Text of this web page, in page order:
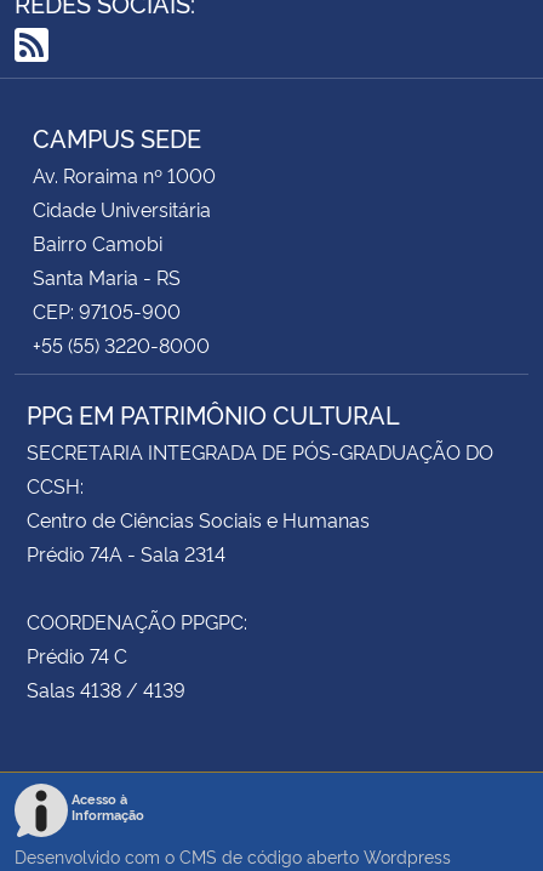
RSS
CAMPUS SEDE
Av. Roraima nº 1000
Cidade Universitária
Bairro Camobi
Santa Maria - RS
CEP: 97105-900
+55 (55) 3220-8000
PPG EM PATRIMÔNIO CULTURAL
SECRETARIA INTEGRADA DE PÓS-GRADUAÇÃO DO
CCSH:
Centro de Ciências Sociais e Humanas
Prédio 74A - Sala 2314
COORDENAÇÃO PPGPC:
Prédio 74 C
Salas 4138 / 4139
Acesso à
Informação
Desenvolvido com o CMS de código aberto Wordpress